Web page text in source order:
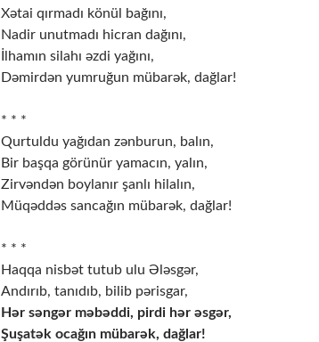
Xətai qırmadı könül bağını,
Nadir unutmadı hicran dağını,
İlhamın silahı əzdi yağını,
Dəmirdən yumruğun mübarək, dağlar!
* * *
Qurtuldu yağıdan zənburun, balın,
Bir başqa görünür yamacın, yalın,
Zirvəndən boylanır şanlı hilalın,
Müqəddəs sancağın mübarək, dağlar!
* * *
Haqqa nisbət tutub ulu Ələsgər,
Andırıb, tanıdıb, bilib pərisgar,
Hər səngər məbəddi, pirdi hər əsgər,
Şuşatək ocağın mübarək, dağlar!